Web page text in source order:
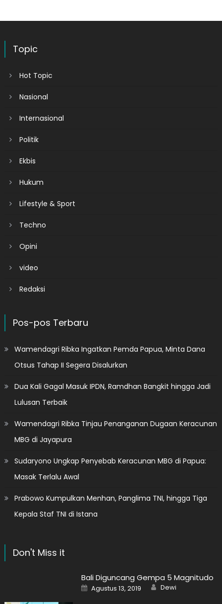
Topic
Hot Topic
Nasional
Internasional
Politik
Ekbis
Hukum
Lifestyle & Sport
Techno
Opini
video
Redaksi
Pos-pos Terbaru
Wamendagri Ribka Ingatkan Pemda Papua, Minta Dana
Otsus Tahap II Segera Disalurkan
Dua Kali Gagal Masuk IPDN, Ramdhan Bangkit hingga Jadi
Lulusan Terbaik
Wamendagri Ribka Tinjau Penanganan Dugaan Keracunan
MBG di Jayapura
Sudaryono Ungkap Penyebab Keracunan MBG di Papua:
Masak Terlalu Awal
Prabowo Kumpulkan Menhan, Panglima TNI, hingga Tiga
Kepala Staf TNI di Istana
Don't Miss it
Bali Diguncang Gempa 5 Magnitudo
Posted
on
Agustus 13, 2019 Author
Dewi